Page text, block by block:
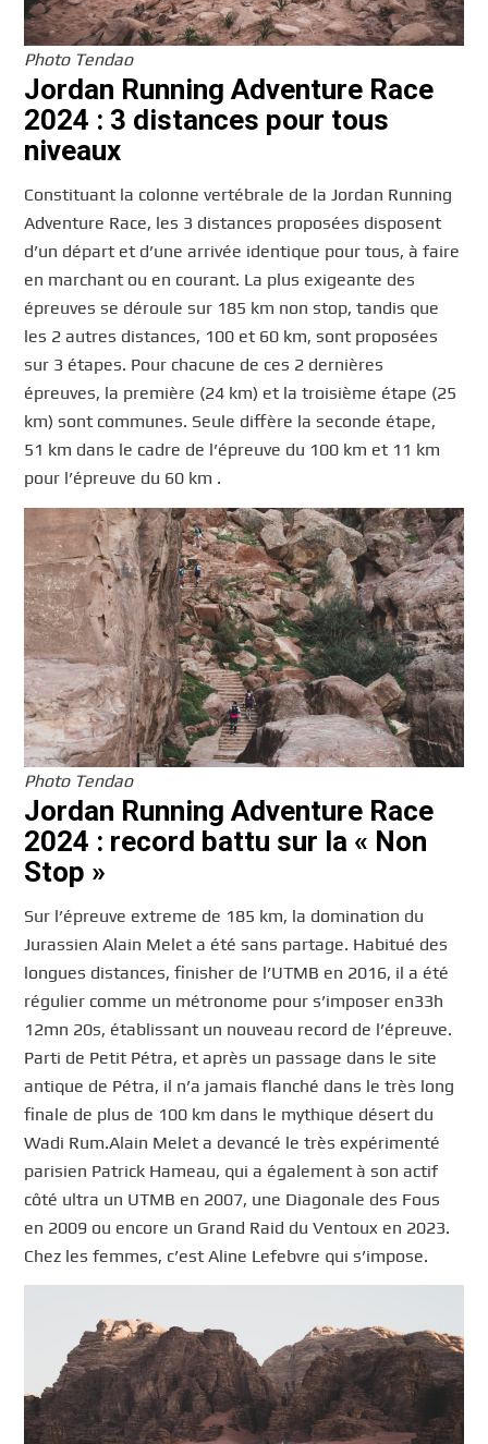
Photo Tendao
Jordan Running Adventure Race
2024 : 3 distances pour tous
niveaux
Constituant la colonne vertébrale de la Jordan Running
Adventure Race, les 3 distances proposées disposent
d’un départ et d’une arrivée identique pour tous, à faire
en marchant ou en courant. La plus exigeante des
épreuves se déroule sur 185 km non stop, tandis que
les 2 autres distances, 100 et 60 km, sont proposées
sur 3 étapes. Pour chacune de ces 2 dernières
épreuves, la première (24 km) et la troisième étape (25
km) sont communes. Seule diffère la seconde étape,
51 km dans le cadre de l’épreuve du 100 km et 11 km
pour l’épreuve du 60 km .
Photo Tendao
Jordan Running Adventure Race
2024 : record battu sur la « Non
Stop »
Sur l’épreuve extreme de 185 km, la domination du
Jurassien Alain Melet a été sans partage. Habitué des
longues distances, finisher de l’UTMB en 2016, il a été
régulier comme un métronome pour s’imposer en33h
12mn 20s, établissant un nouveau record de l’épreuve.
Parti de Petit Pétra, et après un passage dans le site
antique de Pétra, il n’a jamais flanché dans le très long
finale de plus de 100 km dans le mythique désert du
Wadi Rum.Alain Melet a devancé le très expérimenté
parisien Patrick Hameau, qui a également à son actif
côté ultra un UTMB en 2007, une Diagonale des Fous
en 2009 ou encore un Grand Raid du Ventoux en 2023.
Chez les femmes, c’est Aline Lefebvre qui s’impose.